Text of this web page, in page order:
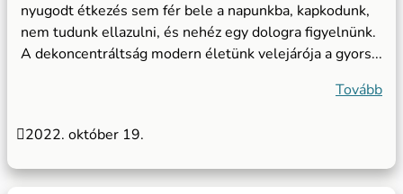
nyugodt étkezés sem fér bele a napunkba, kapkodunk,
nem tudunk ellazulni, és nehéz egy dologra figyelnünk.
A dekoncentráltság modern életünk velejárója a gyors...
Tovább
2022. október 19.